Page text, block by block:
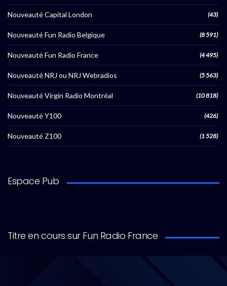
Nouveauté Capital London (43)
Nouveauté Fun Radio Belgique (8 591)
Nouveauté Fun Radio France (4 495)
Nouveauté NRJ ou NRJ Webradios (5 563)
Nouveauté Virgin Radio Montréal (10 818)
Nouveauté Y100 (426)
Nouveauté Z100 (1 528)
Espace Pub
Titre en cours sur Fun Radio France